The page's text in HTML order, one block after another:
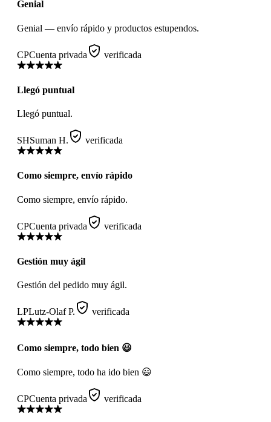
Genial
Genial — envío rápido y productos estupendos.
CPCuenta privada verificada
Llegó puntual
Llegó puntual.
SHSuman H. verificada
Como siempre, envío rápido
Como siempre, envío rápido.
CPCuenta privada verificada
Gestión muy ágil
Gestión del pedido muy ágil.
LPLutz-Olaf P. verificada
Como siempre, todo bien 😃
Como siempre, todo ha ido bien 😃
CPCuenta privada verificada